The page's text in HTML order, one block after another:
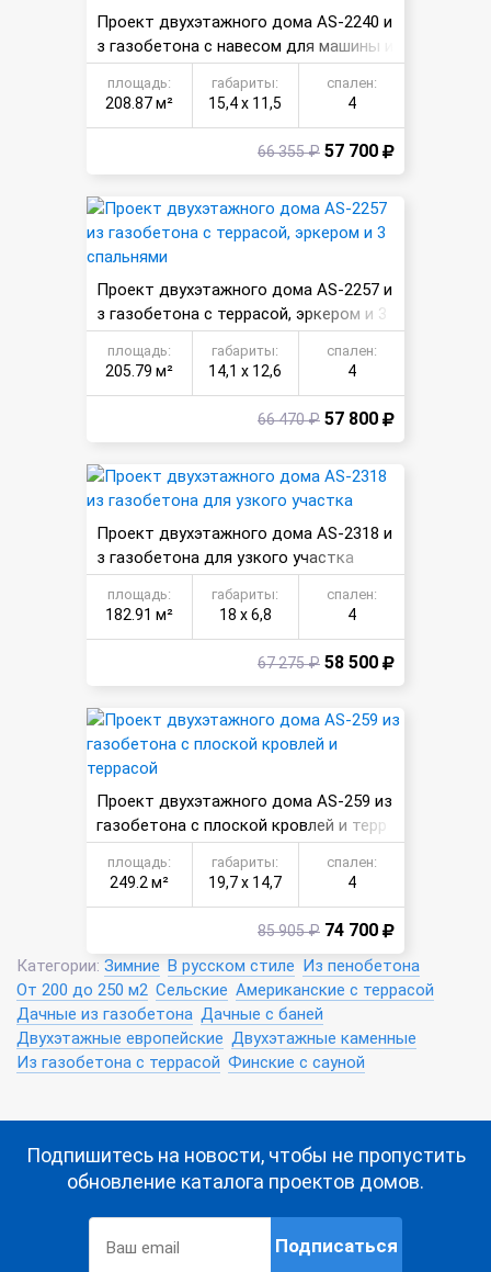
Проект двухэтажного дома AS-2240 и
з газобетона с навесом для машины и
террасой
площадь:
208.87 м²
габариты:
15,4 х 11,5
спален:
4
66 355 ₽ 57 700
Проект двухэтажного дома AS-2257 и
з газобетона с террасой, эркером и 3
спальнями
площадь:
205.79 м²
габариты:
14,1 х 12,6
спален:
4
66 470 ₽ 57 800
Проект двухэтажного дома AS-2318 и
з газобетона для узкого участка
площадь:
182.91 м²
габариты:
18 х 6,8
спален:
4
67 275 ₽ 58 500
Проект двухэтажного дома AS-259 из
газобетона с плоской кровлей и терр
асой
площадь:
249.2 м²
габариты:
19,7 х 14,7
спален:
4
85 905 ₽ 74 700
Категории: Зимние В русском стиле Из пенобетона
От 200 до 250 м2 Сельские Американские с террасой
Дачные из газобетона Дачные с баней
Двухэтажные европейские Двухэтажные каменные
Из газобетона с террасой Финские с сауной
Подпишитесь на новости, чтобы не пропустить
обновление каталога проектов домов.
Подписаться